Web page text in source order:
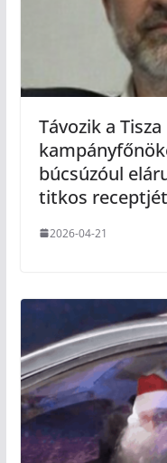
Távozik a
búcsúzóul
titkos receptjét
2026-04-21